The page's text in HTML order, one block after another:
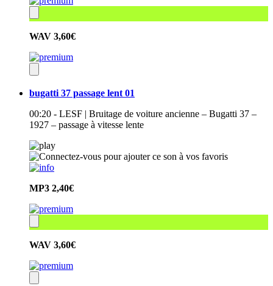
WAV 3,60€
bugatti 37 passage lent 01
00:20 - LESF | Bruitage de voiture ancienne – Bugatti 37 –
1927 – passage à vitesse lente
MP3 2,40€
WAV 3,60€